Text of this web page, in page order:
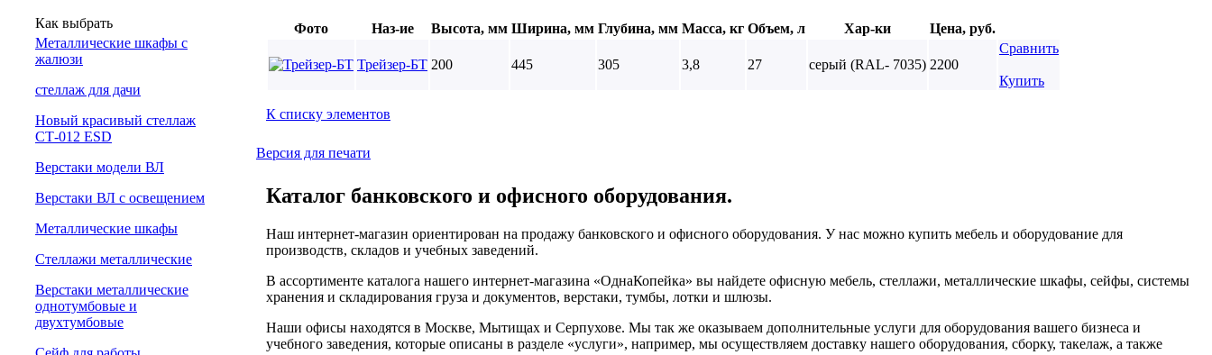
Как выбрать
Металлические шкафы с
жалюзи
cтеллаж для дачи
Новый красивый стеллаж
СТ-012 ESD
Верстаки модели ВЛ
Верстаки ВЛ с освещением
Металлические шкафы
Стеллажи металлические
Верстаки металлические
однотумбовые и
двухтумбовые
Фото Наз-ие Высота, мм Ширина, мм Глубина, мм Масса, кг Объем, л Хар-ки Цена, руб.
Трейзер-БТ 200 445 305 3,8 27 серый (RAL- 7035) 2200
Сравнить
Купить
К списку элементов
Версия для печати
Каталог банковского и офисного оборудования.
Наш интернет-магазин ориентирован на продажу банковского и офисного оборудования. У нас можно купить мебель и оборудование для
производств, складов и учебных заведений.
В ассортименте каталога нашего интернет-магазина «ОднаКопейка» вы найдете офисную мебель, стеллажи, металлические шкафы, сейфы, системы
хранения и складирования груза и документов, верстаки, тумбы, лотки и шлюзы.
Наши офисы находятся в Москве, Мытищах и Серпухове. Мы так же оказываем дополнительные услуги для оборудования вашего бизнеса и
учебного заведения, которые описаны в разделе «услуги», например, мы осуществляем доставку нашего оборудования, сборку, такелаж, а также